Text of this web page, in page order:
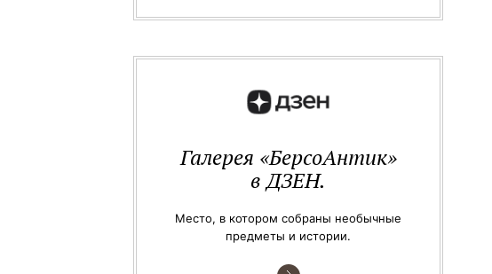
Галерея «БерсоАнтик»
в ДЗЕН.
Место, в котором собраны необычные
предметы и истории.